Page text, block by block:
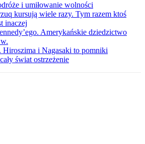
i umiłowanie wolności
kursują wiele razy. Tym razem ktoś
inaczej
Amerykańskie dziedzictwo
Hiroszima i Nagasaki to pomniki
świat ostrzeżenie